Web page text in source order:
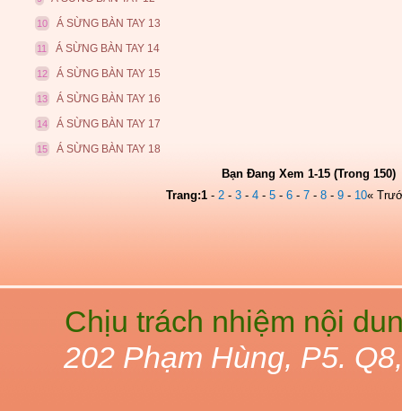
10 Á SỪNG BÀN TAY 13
11 Á SỪNG BÀN TAY 14
12 Á SỪNG BÀN TAY 15
13 Á SỪNG BÀN TAY 16
14 Á SỪNG BÀN TAY 17
15 Á SỪNG BÀN TAY 18
Bạn Đang Xem 1-15 (Trong 150)
Trang:1 -2 -3 -4 -5 -6 -7 -8 -9 - 10«
Chịu trách nhiệm nội
202 Phạm Hùng, P5.